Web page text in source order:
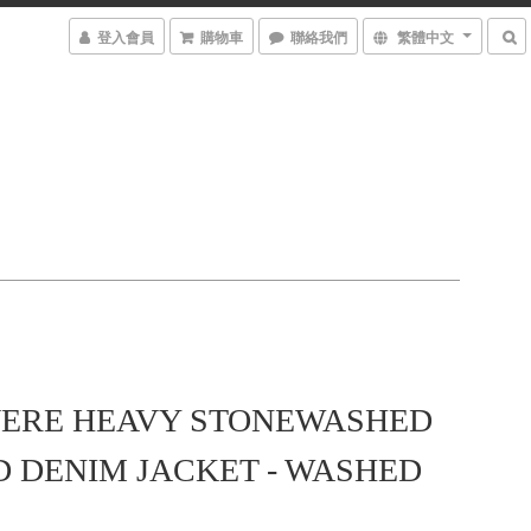
登入會員 購物車 聯絡我們 繁體中文
HEAVY STONEWASHED
DENIM JACKET - WASHED